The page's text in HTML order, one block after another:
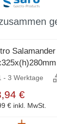
- 3 Werktage
€
€ inkl. MwSt.